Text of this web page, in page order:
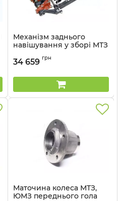
Механізм заднього
навішування у зборі МТЗ
Артикул: 70-4605010
34 659 грн
Маточина колеса МТЗ,
ЮМЗ переднього гола